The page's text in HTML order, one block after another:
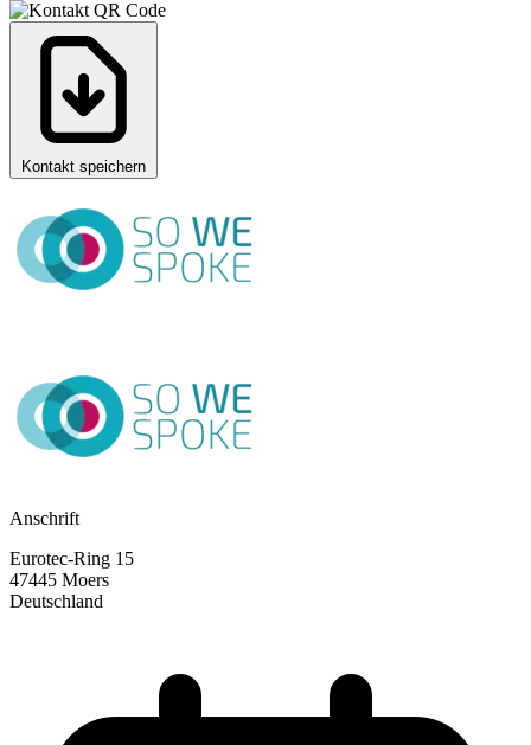
Kontakt speichern
Anschrift
Eurotec-Ring 15
47445 Moers
Deutschland